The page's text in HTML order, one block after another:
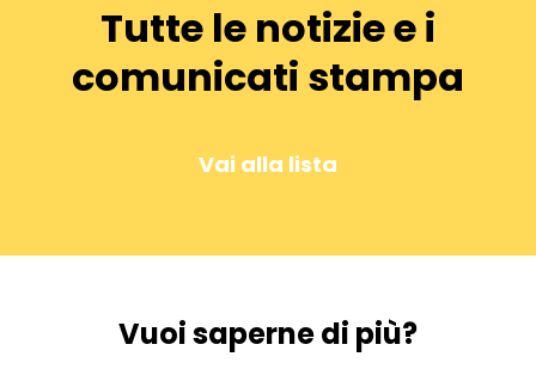
Tutte le notizie e i
comunicati stampa
Vai alla lista
Vuoi saperne di più?